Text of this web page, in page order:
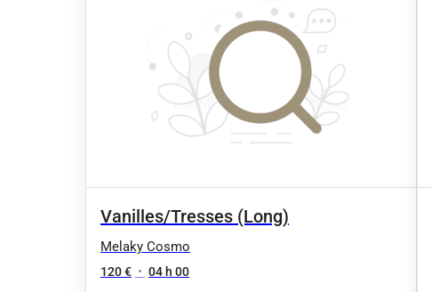
Vanilles/Tresses (Long)
Melaky Cosmo
120 € • 04 h 00